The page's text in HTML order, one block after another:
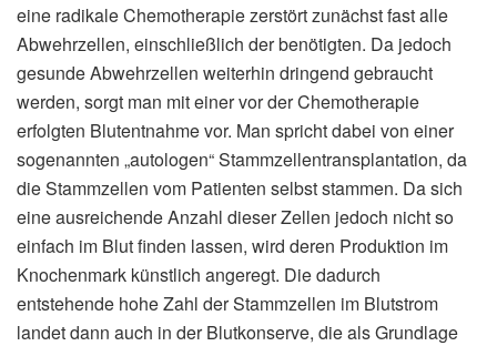
eine radikale Chemotherapie zerstört zunächst fast alle
Abwehrzellen, einschließlich der benötigten. Da jedoch
gesunde Abwehrzellen weiterhin dringend gebraucht
werden, sorgt man mit einer vor der Chemotherapie
erfolgten Blutentnahme vor. Man spricht dabei von einer
sogenannten „autologen“ Stammzellentransplantation, da
die Stammzellen vom Patienten selbst stammen. Da sich
eine ausreichende Anzahl dieser Zellen jedoch nicht so
einfach im Blut finden lassen, wird deren Produktion im
Knochenmark künstlich angeregt. Die dadurch
entstehende hohe Zahl der Stammzellen im Blutstrom
landet dann auch in der Blutkonserve, die als Grundlage